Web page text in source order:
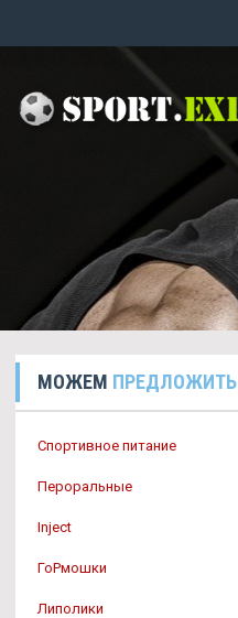
МОЖЕМ ПРЕДЛОЖИТЬ
Спортивное питание
Пероральные
Inject
ГоРмошки
Липолики